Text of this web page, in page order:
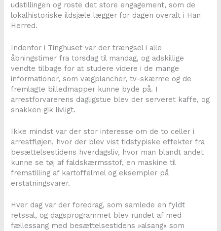
udstillingen og roste det store engagement, som de
lokalhistoriske ildsjæle lægger for dagen overalt i Han
Herred.
Indenfor i Tinghuset var der trængsel i alle
åbningstimer fra torsdag til mandag, og adskillige
vendte tilbage for at studere videre i de mange
informationer, som vægplancher, tv-skærme og de
fremlagte billedmapper kunne byde på. I
arrestforvarerens dagligstue blev der serveret kaffe, og
snakken gik livligt.
Ikke mindst var der stor interesse om de to celler i
arrestfløjen, hvor der blev vist tidstypiske effekter fra
besættelsestidens hverdagsliv, hvor man blandt andet
kunne se tøj af faldskærmsstof, en maskine til
fremstilling af kartoffelmel og eksempler på
erstatningsvarer.
Hver dag var der foredrag, som samlede en fyldt
retssal, og dagsprogrammet blev rundet af med
fællessang med besættelsestidens »alsang« som